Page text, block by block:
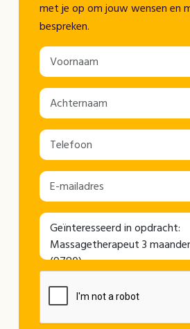
met je op om jouw wensen en
bespreken.